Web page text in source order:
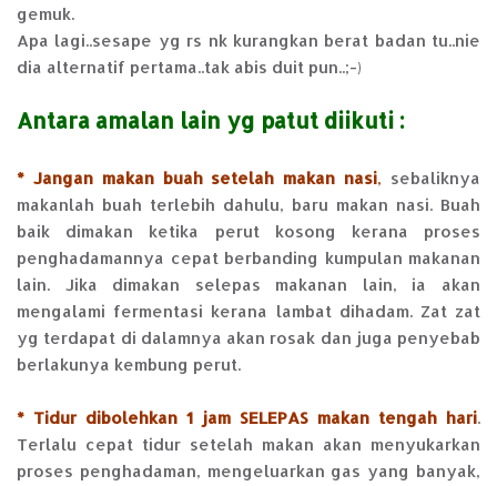
gemuk.
Apa lagi..sesape yg rs nk kurangkan berat badan tu..nie
dia alternatif pertama..tak abis duit pun..;-)
Antara amalan lain yg patut diikuti :
* Jangan makan buah setelah makan nasi, sebaliknya
makanlah buah terlebih dahulu, baru makan nasi. Buah
baik dimakan ketika perut kosong kerana proses
penghadamannya cepat berbanding kumpulan makanan
lain. Jika dimakan selepas makanan lain, ia akan
mengalami fermentasi kerana lambat dihadam. Zat zat
yg terdapat di dalamnya akan rosak dan juga penyebab
berlakunya kembung perut.
* Tidur dibolehkan 1 jam SELEPAS makan tengah hari.
Terlalu cepat tidur setelah makan akan menyukarkan
proses penghadaman, mengeluarkan gas yang banyak,